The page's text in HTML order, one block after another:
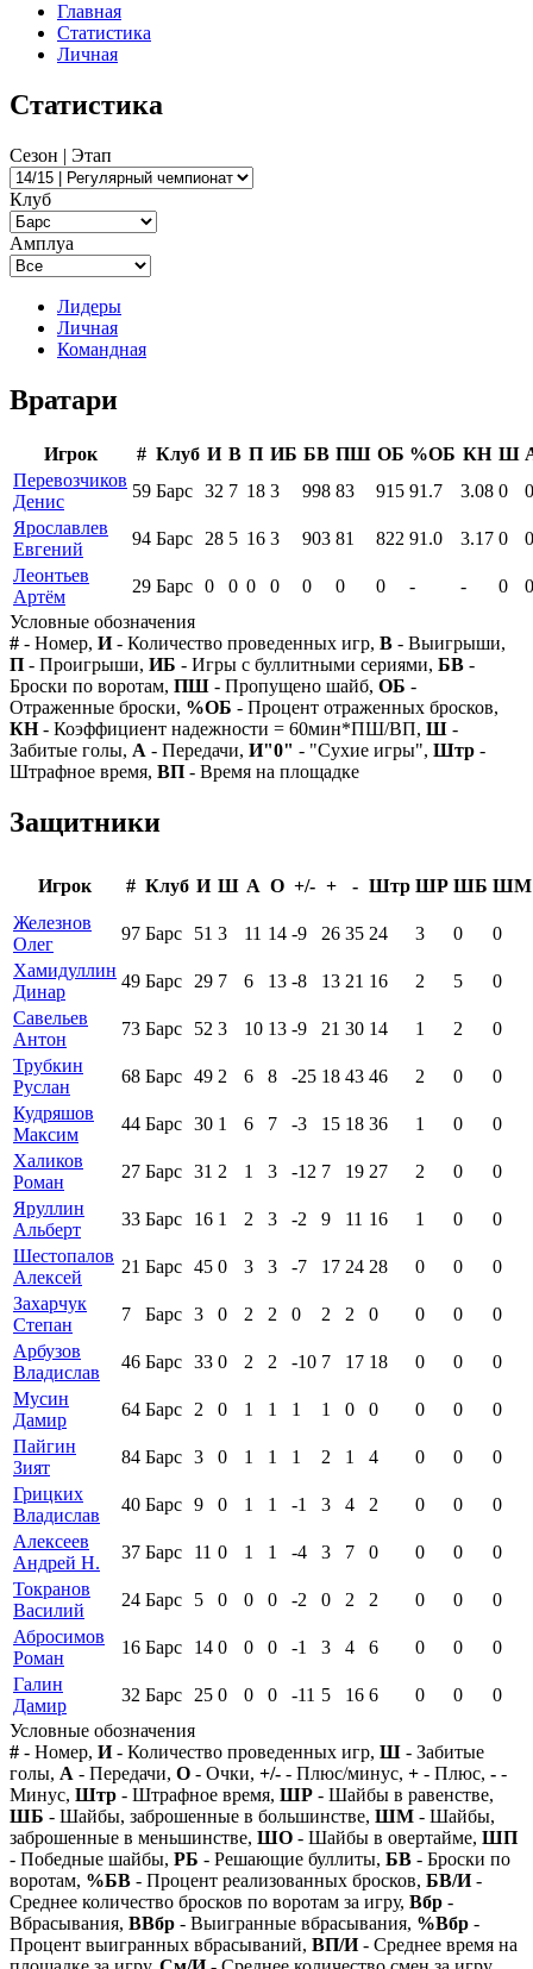
Главная
Статистика
Личная
Статистика
Сезон | Этап
Клуб
Амплуа
Лидеры
Личная
Командная
Вратари
Игрок # Клуб И В П ИБ БВ ПШ ОБ %ОБ КН Ш
Перевозчиков
Денис
59 Барс 32 7 18 3 998 83 915 91.7 3.08 0
0
Ярославлев
Евгений
94 Барс 28 5 16 3 903 81 822 91.0 3.17 0
0
Леонтьев
Артём
29 Барс 0 0 0 0 0 0 0 - - 0
0
Условные обозначения
# - Номер, И- Количество проведенных игр, В - Выигрыши,
П - Проигрыши, ИБ - Игры с буллитными сериями, БВ -
Броски по воротам, ПШ - Пропущено шайб, ОБ -
Отраженные броски, %ОБ - Процент отраженных бросков,
КН- Коэффициент надежности = 60мин*ПШ/ВП, Ш -
Забитые голы, А - Передачи, И"0" - "Сухие игры", Штр -
Штрафное время, ВП - Время на площадке
Защитники
Игрок # Клуб И Ш А О +/- + - Штр ШР ШБ ШМ
Железнов
Олег
97 Барс 51 3 11 14 -9 26 35 24 3 0
0
Хамидуллин
Динар
49 Барс 29 7 6 13 -8 13 21 16 2 5
0
Савельев
Антон
73 Барс 52 3 10 13 -9 21 30 14 1 2
0
Трубкин
Руслан
68 Барс 49 2 6 8 -25 18 43 46 2 0
0
Кудряшов
Максим
44 Барс 30 1 6 7 -3 15 18 36 1 0
0
Халиков
Роман
27 Барс 31 2 1 3 -12 7 19 27 2 0
0
Яруллин
Альберт
33 Барс 16 1 2 3 -2 9 11 16 1 0
0
Шестопалов
Алексей
21 Барс 45 0 3 3 -7 17 24 28 0 0
0
Захарчук
Степан
7 Барс 3 0 2 2 0 2 2 0 0 0
0
Арбузов
Владислав
46 Барс 33 0 2 2 -10 7 17 18 0 0
0
Мусин
Дамир
64 Барс 2 0 1 1 1 1 0 0 0 0
0
Пайгин
Зият
84 Барс 3 0 1 1 1 2 1 4 0 0
0
Грицких
Владислав
40 Барс 9 0 1 1 -1 3 4 2 0 0
0
Алексеев
Андрей Н.
37 Барс 11 0 1 1 -4 3 7 0 0 0
0
Токранов
Василий
24 Барс 5 0 0 0 -2 0 2 2 0 0
0
Абросимов
Роман
16 Барс 14 0 0 0 -1 3 4 6 0 0
0
Галин
Дамир
32 Барс 25 0 0 0 -11 5 16 6 0 0
0
Условные обозначения
# - Номер, И- Количество проведенных игр, Ш - Забитые
голы, А - Передачи, О - Очки, +/- - Плюс/минус, + - Плюс, - -
Минус, Штр - Штрафное время, ШР - Шайбы в равенстве,
ШБ - Шайбы, заброшенные в большинстве, ШМ - Шайбы,
заброшенные в меньшинстве, ШО - Шайбы в овертайме, ШП
- Победные шайбы, РБ - Решающие буллиты, БВ - Броски по
воротам, %БВ - Процент реализованных бросков, БВ/И-
Среднее количество бросков по воротам за игру, Вбр -
Вбрасывания, ВВбр - Выигранные вбрасывания, %Вбр -
Процент выигранных вбрасываний, ВП/И- Среднее время на